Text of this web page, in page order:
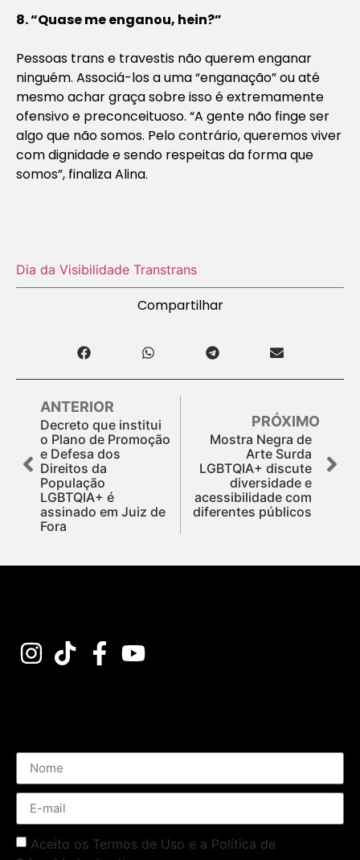
8. “Quase me enganou, hein?”
Pessoas trans e travestis não querem enganar
ninguém. Associá-los a uma “enganação” ou até
mesmo achar graça sobre isso é extremamente
ofensivo e preconceituoso. “A gente não finge ser
algo que não somos. Pelo contrário, queremos viver
com dignidade e sendo respeitas da forma que
somos”, finaliza Alina.
Dia da Visibilidade Transtrans
Compartilhar
ANTERIOR
Decreto que institui
o Plano de Promoção
e Defesa dos
Direitos da
População
LGBTQIA+ é
assinado em Juiz de
Fora
PRÓXIMO
Mostra Negra de
Arte Surda
LGBTQIA+ discute
diversidade e
acessibilidade com
diferentes públicos
Aceito os Termos de Uso e a Política de